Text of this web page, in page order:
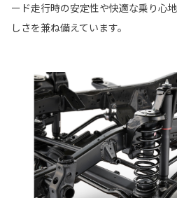
ード走行時の安定性や快適な乗り心
しさを兼ね備えています。